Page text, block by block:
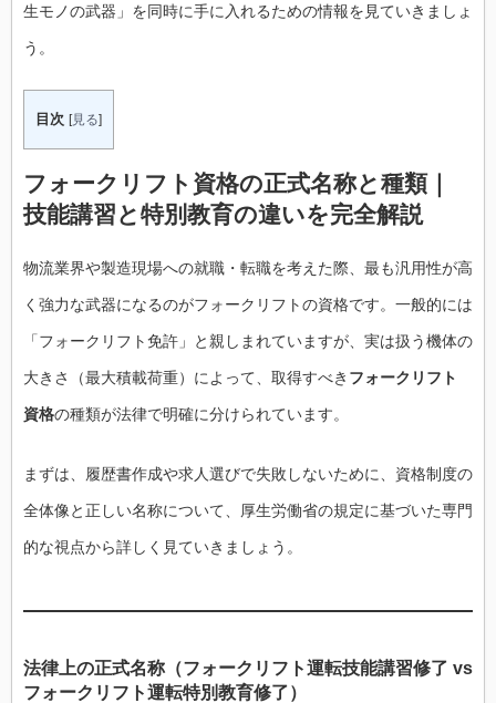
生モノの武器」を同時に手に入れるための情報を見ていきましょ
う。
目次 [見る]
フォークリフト資格の正式名称と種類｜
技能講習と特別教育の違いを完全解説
物流業界や製造現場への就職・転職を考えた際、最も汎用性が高
く強力な武器になるのがフォークリフトの資格です。一般的には
「フォークリフト免許」と親しまれていますが、実は扱う機体の
大きさ（最大積載荷重）によって、取得すべき フォークリフト
資格の種類が法律で明確に分けられています。
まずは、履歴書作成や求人選びで失敗しないために、資格制度の
全体像と正しい名称について、厚生労働省の規定に基づいた専門
的な視点から詳しく見ていきましょう。
法律上の正式名称（フォークリフト運転技能講習修了 vs
フォークリフト運転特別教育修了）